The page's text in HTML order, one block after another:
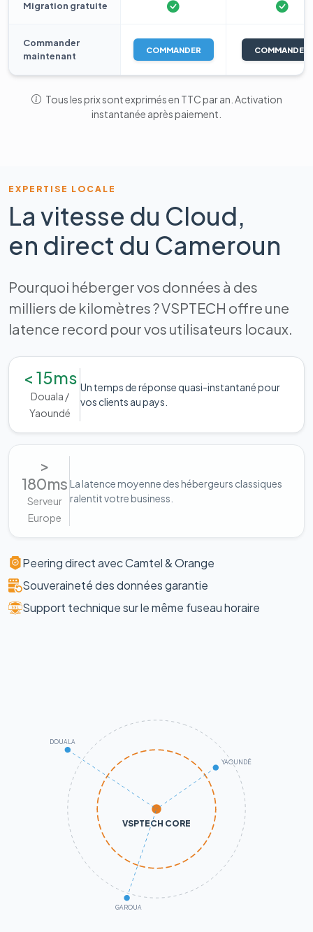
Migration gratuite
Commander
maintenant
COMMANDER COMMANDER
Tous les prix sont exprimés en TTC par an. Activation
instantanée après paiement.
EXPERTISE LOCALE
La vitesse du Cloud,
en direct du Cameroun
Pourquoi héberger vos données à des
milliers de kilomètres ? VSPTECH offre une
latence record pour vos utilisateurs locaux.
< 15ms
Douala /
Yaoundé
Un temps de réponse quasi-instantané pour
vos clients au pays.
>
180ms
Serveur
Europe
La latence moyenne des hébergeurs classiques
ralentit votre business.
Peering direct avec Camtel & Orange
Souveraineté des données garantie
Support technique sur le même fuseau horaire
VSPTECH CORE
DOUALA
YAOUNDÉ
GAROUA